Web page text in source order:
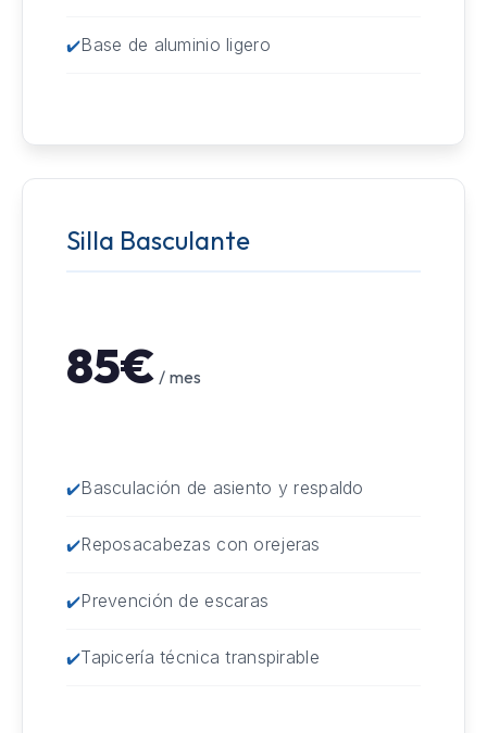
Base de aluminio ligero
Silla Basculante
85€ / mes
Basculación de asiento y respaldo
Reposacabezas con orejeras
Prevención de escaras
Tapicería técnica transpirable